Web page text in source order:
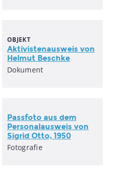
OBJEKT
Aktivistenausweis von
Helmut Beschke
Dokument
Passfoto aus dem
Personalausweis von
Sigrid Otto, 1950
Fotografie